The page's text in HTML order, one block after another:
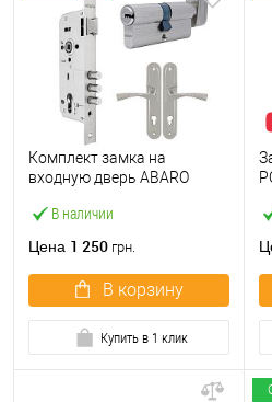
В наличии
Комплект замка на
входную дверь ABARO
цилиндром B100 60T и
Цена 1 250 грн.
В корзину
Купить в 1 клик